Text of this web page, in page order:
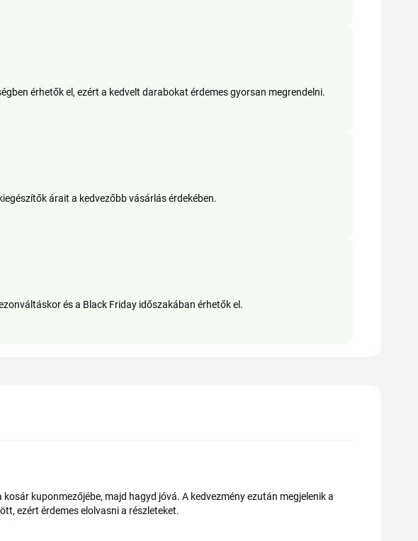
érhetők el, ezért a kedvelt darabokat érdemes gyorsan megrendelni.
árait a kedvezőbb vásárlás érdekében.
és a Black Friday időszakában érhetők el.
kuponmezőjébe, majd hagyd jóvá. A kedvezmény ezután megjelenik a
ezért érdemes elolvasni a részleteket.